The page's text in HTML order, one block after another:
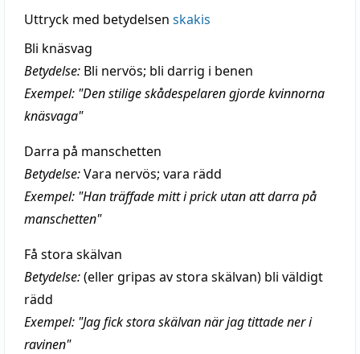
Uttryck med betydelsen skakis
Bli knäsvag
Betydelse: Bli nervös; bli darrig i benen
Exempel: "Den stilige skådespelaren gjorde kvinnorna
knäsvaga"
Darra på manschetten
Betydelse:Vara nervös; vara rädd
Exempel: "Han träffade mitt i prick utan att darra på
manschetten"
Få stora skälvan
Betydelse:(eller gripas av stora skälvan) bli väldigt
rädd
Exempel: "Jag fick stora skälvan när jag tittade ner i
ravinen"